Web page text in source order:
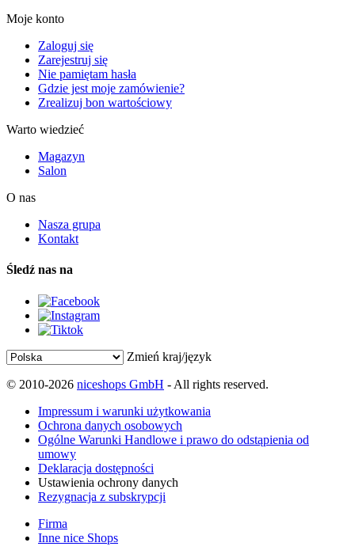
Moje konto
Zaloguj się
Zarejestruj się
Nie pamiętam hasła
Gdzie jest moje zamówienie?
Zrealizuj bon wartościowy
Warto wiedzieć
Magazyn
Salon
O nas
Nasza grupa
Kontakt
Śledź nas na
Zmień kraj/język
© 2010-2026 niceshops GmbH - All rights reserved.
Impressum i warunki użytkowania
Ochrona danych osobowych
Ogólne Warunki Handlowe i prawo do odstąpienia od
umowy
Deklaracja dostępności
Ustawienia ochrony danych
Rezygnacja z subskrypcji
Firma
Inne nice Shops